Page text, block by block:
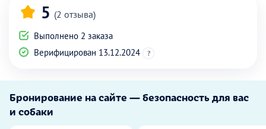
5 (2 отзыва)
Выполнено 2 заказа
Верифицирован 13.12.2024
?
Бронирование на сайте — безопасность для вас
и собаки